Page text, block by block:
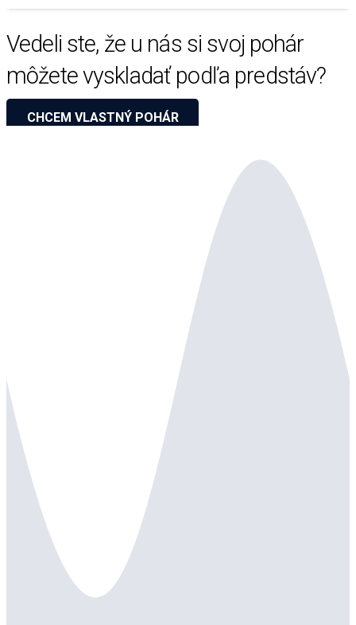
Vedeli ste, že u nás si svoj pohár
môžete vyskladať podľa predstáv?
CHCEM VLASTNÝ POHÁR